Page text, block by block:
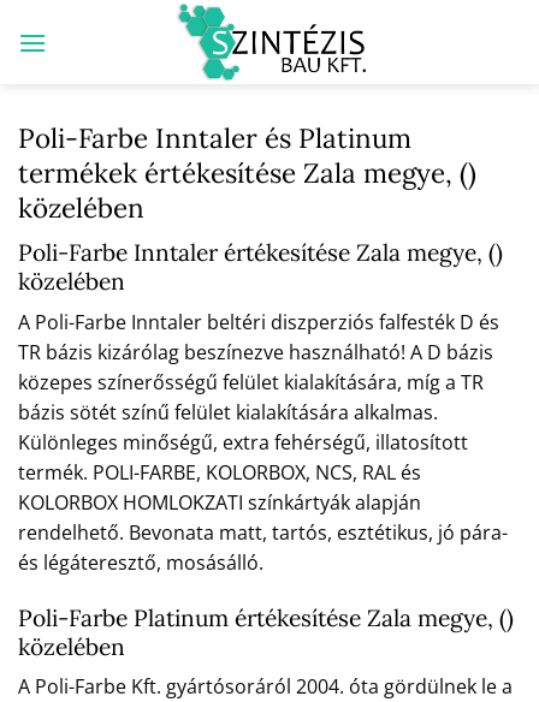
Poli-Farbe Inntaler és Platinum
termékek értékesítése Zala megye, ()
közelében
Poli-Farbe Inntaler értékesítése Zala megye, ()
közelében
A Poli-Farbe Inntaler beltéri diszperziós falfesték D és
TR bázis kizárólag beszínezve használható! A D bázis
közepes színerősségű felület kialakítására, míg a TR
bázis sötét színű felület kialakítására alkalmas.
Különleges minőségű, extra fehérségű, illatosított
termék. POLI-FARBE, KOLORBOX, NCS, RAL és
KOLORBOX HOMLOKZATI színkártyák alapján
rendelhető. Bevonata matt, tartós, esztétikus, jó pára-
és légáteresztő, mosásálló.
Poli-Farbe Platinum értékesítése Zala megye, ()
közelében
A Poli-Farbe Kft. gyártósoráról 2004. óta gördülnek le a